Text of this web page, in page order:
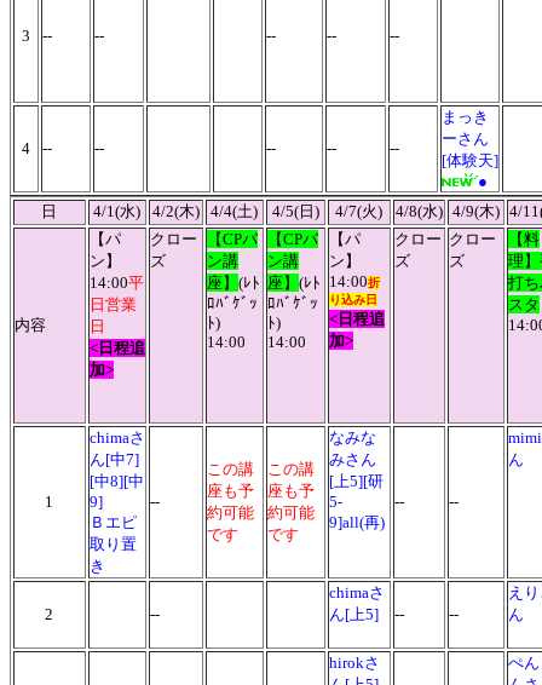
3 -- -- -- -- --
4 -- -- -- -- --
まっき
ーさん
[体験天]
●
日
4/1(水) 4/2(木) 4/4(土) 4/5(日) 4/7(火) 4/8(水) 4/9(木) 4/
内容
【パ
ン】
14:00平
日営業
日
<日程追
加>
クロー
ズ
【CPパ
ン講
座】 (ﾚﾄ
ﾛﾊﾞｹﾞｯ
ﾄ)
14:00
【CPパ
ン講
座】 (ﾚﾄ
ﾛﾊﾞｹﾞｯ
ﾄ)
14:00
【パ
ン】
14:00折
り込み日
<日程追
加>
クロー
ズ
クロー
ズ
【料
理
打
スタ
1
chimaさ
ん[中7]
[中8][中
9]
Ｂエピ
取り置
き
--
この講
座も予
約可能
です
この講
座も予
約可能
です
なみな
みさん
[上5][研
5-
9]all(再)
-- --
ん
2 --
chimaさ
ん[上5]
-- --
え
ん
hirokさ
ぺ